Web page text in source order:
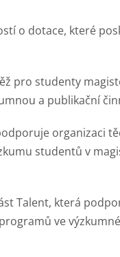
o dotace, které
studenty
a publikační
organizaci
studentů v
Talent, která
ve